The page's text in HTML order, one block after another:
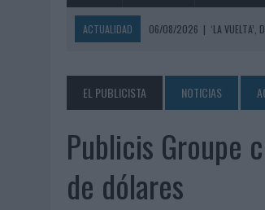
ACTUALIDAD 06/08/2026 | ‘LA VUELTA’,
06/08/2026 | LA TELEVISIÓN SIGUE
06/08/2026
|
EL USO DE LA IA GENERATIVA
06/08/2026 | SYSTEM1 NOMBRA A
06/08/2026
|
FRIGO Y UNIQLO LANZAN
EL PUBLICISTA NOTICIAS
Publicis Groupe
de dólares